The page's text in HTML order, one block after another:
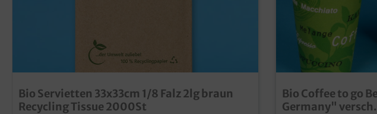
Bio Servietten 33x33cm 1/8 Falz 2lg braun
Recycling Tissue 2000St
Bio Coffee to go
Germany"